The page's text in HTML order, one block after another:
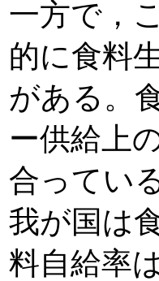
一方で，
的に食料
がある。
ー供給上
合ってい
我が国は
料自給率